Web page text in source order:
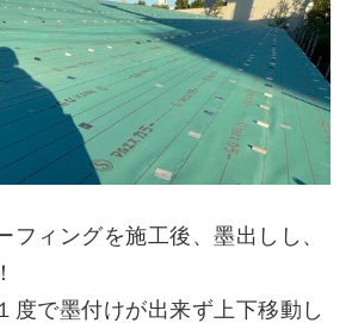
フィングを施工後、墨出しし、
度で墨付けが出来ず上下移動し